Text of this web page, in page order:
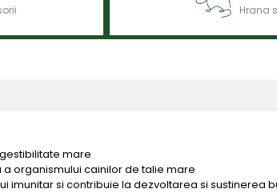
Hrana
mare
organismului cainilor de talie mare
si contribuie la dezvoltarea si sustinerea